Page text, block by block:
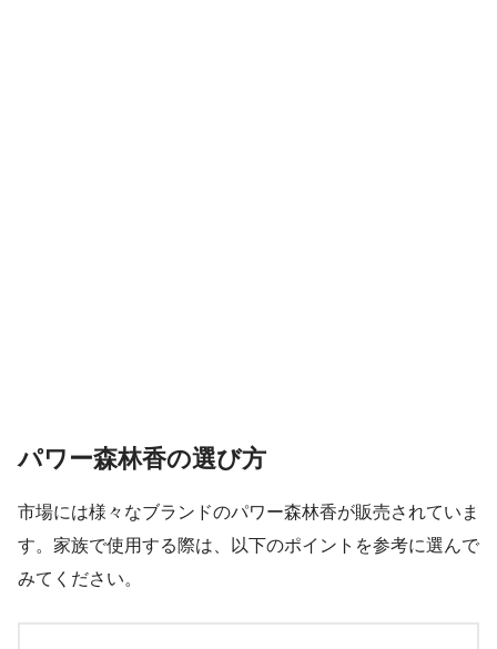
パワー森林香の選び方
市場には様々なブランドのパワー森林香が販売されていま
す。家族で使用する際は、以下のポイントを参考に選んで
みてください。